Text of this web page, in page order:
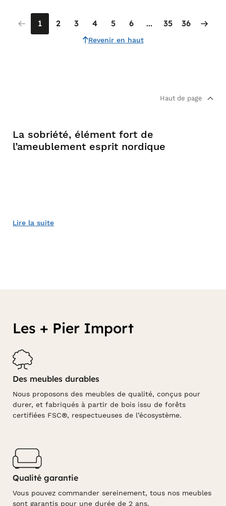
Revenir en haut
1 2 3 4 5 6 ... 35 36
Haut de page
La sobriété, élément fort de
l’ameublement esprit nordique
Lire la suite
Les + Pier Import
Des meubles durables
Nous proposons des meubles de qualité, conçus pour
durer, et fabriqués à partir de bois issu de forêts
certifiées FSC®, respectueuses de l’écosystème.
Qualité garantie
Vous pouvez commander sereinement, tous nos meubles
sont garantis pour une durée de 2 ans.